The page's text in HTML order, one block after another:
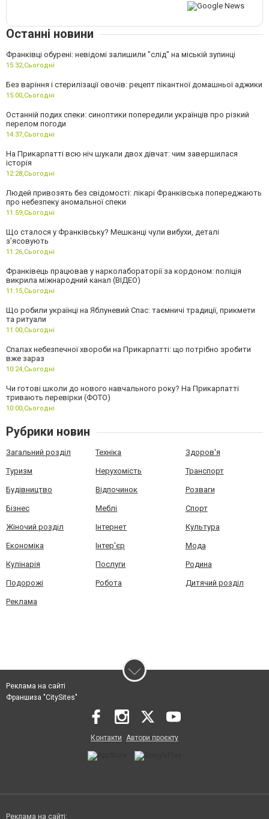
Останні новини
Франківці обурені: невідомі залишили "слід" на міській зупинці
15:32, Сьогодні
Без варіння і стерилізації овочів: рецепт пікантної домашньої аджики
15:00, Сьогодні
Останній подих спеки: синоптики попередили українців про різкий
перелом погоди
14:37, Сьогодні
На Прикарпатті всю ніч шукали двох дівчат: чим завершилася
історія
12:28, Сьогодні
Людей привозять без свідомості: лікарі Франківська попереджають
про небезпеку аномальної спеки
11:59, Сьогодні
Що сталося у Франківську? Мешканці чули вибухи, деталі
з’ясовують
11:26, Сьогодні
Франківець працював у нарколабораторії за кордоном: поліція
викрила міжнародний канал (ВІДЕО)
11:15, Сьогодні
Що робили українці на Яблуневий Спас: таємничі традиції, прикмети
та ритуали
11:00, Сьогодні
Спалах небезпечної хвороби на Прикарпатті: що потрібно зробити
вже зараз
10:24, Сьогодні
Чи готові школи до нового навчального року? На Прикарпатті
тривають перевірки (ФОТО)
10:00, Сьогодні
Рубрики новин
Загальний розділ Техніка Здоров'я
Туризм Нерухомість Транспорт
Будівництво Відпочинок Розваги
Бізнес Меблі Спорт
Жіночий розділ Інтернет Культура
Економіка Інтер'єр Мода
Кулінарія Послуги Родина
Подорожі Робота Дитячий розділ
Реклама
Реклама на сайті
Франшиза "CitySites"
Контакти Автори проєкту
Реклама на сайті: